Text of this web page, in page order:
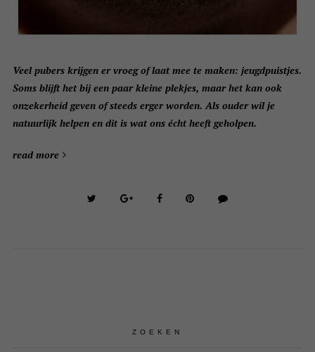
Veel pubers krijgen er vroeg of laat mee te maken: jeugdpuistjes.
Soms blijft het bij een paar kleine plekjes, maar het kan ook
onzekerheid geven of steeds erger worden. Als ouder wil je
natuurlijk helpen en dit is wat ons écht heeft geholpen.
read more
ZOEKEN